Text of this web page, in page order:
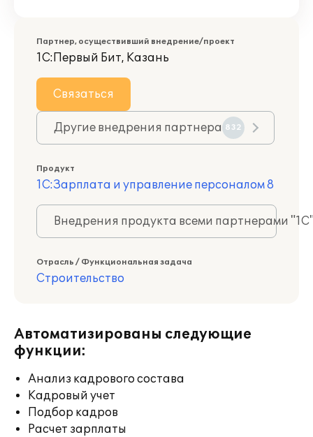
Партнер, осуществивший внедрение/проект
1С:Первый Бит, Казань
Связаться
Другие внедрения партнера 832
Продукт
1С:Зарплата и управление персоналом 8
Внедрения продукта всеми партнерами
Отрасль / Функциональная задача
Строительство
Автоматизированы следующие
функции:
Анализ кадрового состава
Кадровый учет
Подбор кадров
Расчет зарплаты